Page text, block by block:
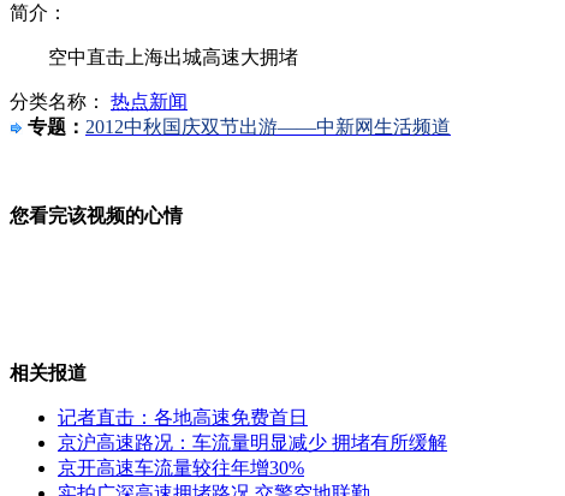
记者直击：各地高速免费首日
日本右翼分子向我驻日总领馆掷物被捕
只因不听话 老师狠摔4岁女童
简介：
空中直击上海出城高速大拥堵
分类名称： 热点新闻
专题： 2012中秋国庆双节出游——中新网生活频道
您看完该视频的心情
相关报道
记者直击：各地高速免费首日
京沪高速路况：车流量明显减少 拥堵有所缓解
京开高速车流量较往年增30%